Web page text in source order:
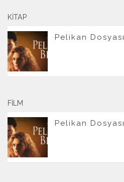
KITAP
Pelikan Dosyası
FILM
Pelikan Dosyası